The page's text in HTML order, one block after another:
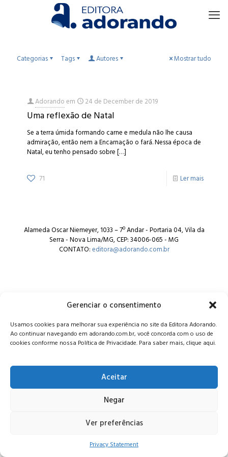
Gerenciar o consentimento
Usamos cookies para melhorar sua experiência no site da Editora Adorando.
Ao continuar navegando em adorando.com.br, você concorda com o uso de
cookies conforme nossa Política de Privacidade. Para saber mais, clique aqui.
Aceitar
Negar
Ver preferências
Privacy Statement
Categorias Tags Autores Mostrar tudo
Adorandoem 24 de December de 2019
Uma reflexão de Natal
Se a terra úmida formando carne e medula não lhe causa
admiração, então nem a Encarnação o fará. Nessa época de
Natal, eu tenho pensado sobre[…]
71 Ler mais
Alameda Oscar Niemeyer, 1033 – 7º Andar - Portaria 04, Vila da
Serra - Nova Lima/MG, CEP: 34006-065 - MG
CONTATO:editora@adorando.com.br
© Editora Adorando 2026. Todos os direitos reservados.
Consulte nossapolítica de privacidade.